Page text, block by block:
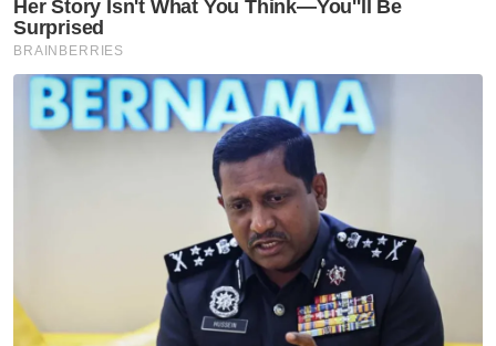
Dalam pada itu, beliau menjelaskan,
penempatan sementara gajah-gajah
berkenaan di Pusat Konservasi Gajah
Kebangsaan Kuala Gandah sebelum
diterbangkan ke Jepun adalah bagi menjalani
latihan kurungan (crate training) sebagai
persediaan untuk penerbangan dan bukan
sesuatu yang luar biasa.
Terdahulu, SPRM membuka kertas siasatan
berhubung dakwaan berlakunya rasuah dan
salah guna kuasa dalam urusan pemindahan